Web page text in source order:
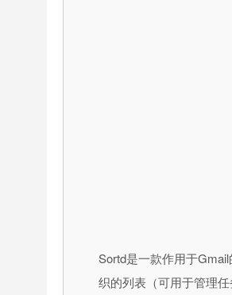
Sortd是一款作用于
织的列表（可用于管理